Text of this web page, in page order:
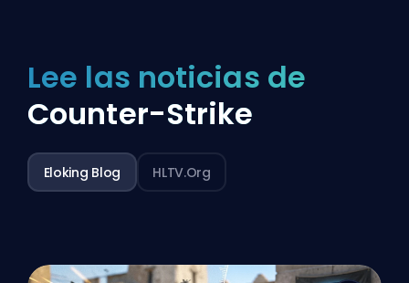
Lee las noticias de
Counter-Strike
Eloking Blog HLTV.org